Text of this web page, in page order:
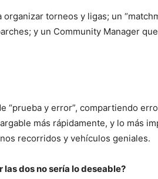
torneos y ligas; un
y un Community Manager
y error”, compartiendo
más rápidamente, y lo más
recorridos y vehículos geniales.
dos no sería lo deseable?